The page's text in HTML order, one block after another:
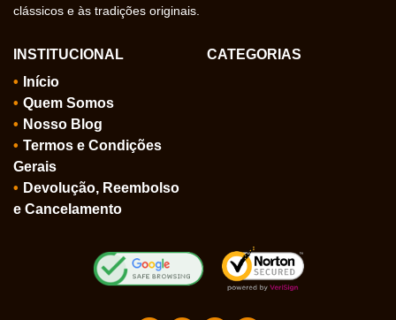
clássicos e às tradições originais.
INSTITUCIONAL
Início
Quem Somos
Nosso Blog
Termos e Condições
Gerais
Devolução, Reembolso
e Cancelamento
CATEGORIAS